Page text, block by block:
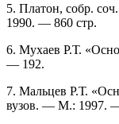
5. Платон, собр.
1990. — 860 стр.
6. Мухаев Р.Т.
— 192.
7. Мальцев Р.Т.
вузов. — М.: 1997.